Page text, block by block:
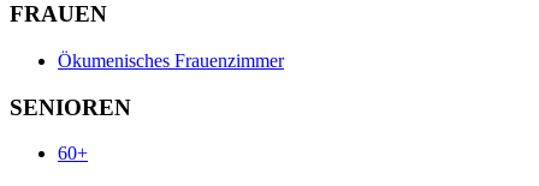
FRAUEN
Ökumenisches Frauenzimmer
SENIOREN
60+